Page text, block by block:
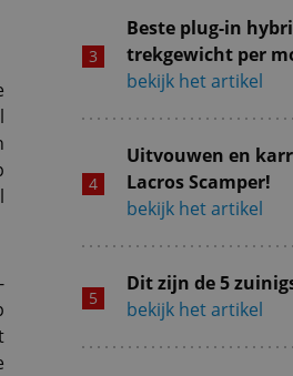
Beste plug-in
trekgewicht per
bekijk het artikel
Uitvouwen en
Lacros Scamper!
bekijk het artikel
Dit zijn de 5
bekijk het artikel